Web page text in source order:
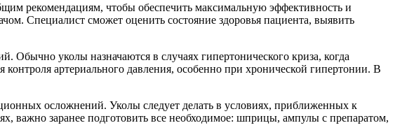
рекомендациям, чтобы обеспечить максимальную эффективность и
Специалист сможет оценить состояние здоровья пациента, выявить
Обычно уколы назначаются в случаях гипертонического криза, когда
артериального давления, особенно при хронической гипертонии. В
осложнений. Уколы следует делать в условиях, приближенных к
важно заранее подготовить все необходимое: шприцы, ампулы с препаратом,